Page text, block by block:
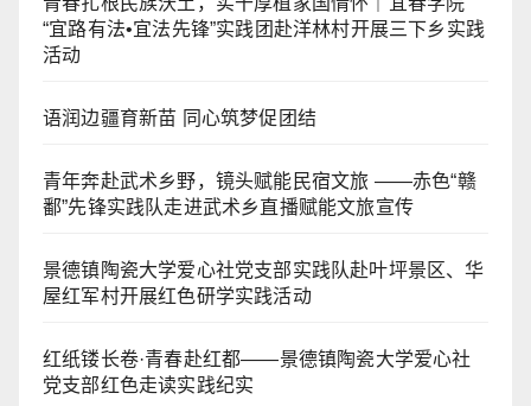
“宜路有法•宜法先锋”实践团赴洋林村开展三下乡实践
活动
语润边疆育新苗 同心筑梦促团结
青年奔赴武术乡野，镜头赋能民宿文旅 ——赤色“赣
鄱”先锋实践队走进武术乡直播赋能文旅宣传
景德镇陶瓷大学爱心社党支部实践队赴叶坪景区、华
屋红军村开展红色研学实践活动
红纸镂长卷·青春赴红都——景德镇陶瓷大学爱心社
党支部红色走读实践纪实